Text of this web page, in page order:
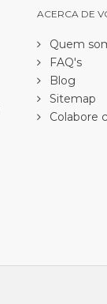
ACERCA DE
Quem
FAQ's
Blog
Sitemap
Colabore